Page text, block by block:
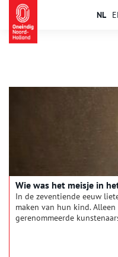
NL
Wie was het meisje in
In de zeventiende eeuw
maken van hun kind.
gerenommeerde